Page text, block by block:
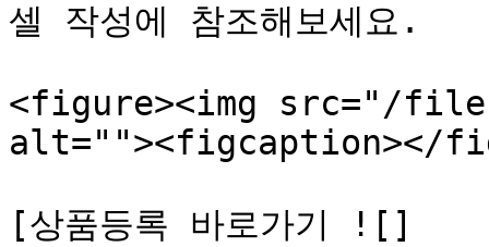
셀 작성에 참조해보세요.
<figure><img src="/files/
alt=""><figcaption></
[상품등록 바로가기 ![]